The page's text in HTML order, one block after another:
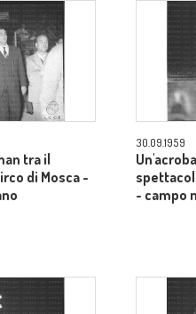
tra il
di Mosca -
30.09.1959
- campo